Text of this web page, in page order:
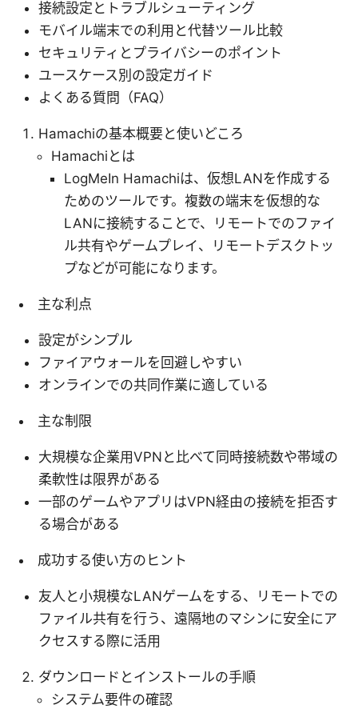
接続設定とトラブルシューティング
モバイル端末での利用と代替ツール比較
セキュリティとプライバシーのポイント
ユースケース別の設定ガイド
よくある質問（FAQ）
Hamachiの基本概要と使いどころ
Hamachiとは
LogMeIn Hamachiは、仮想LANを作成する
ためのツールです。複数の端末を仮想的な
LANに接続することで、リモートでのファイ
ル共有やゲームプレイ、リモートデスクトッ
プなどが可能になります。
主な利点
設定がシンプル
ファイアウォールを回避しやすい
オンラインでの共同作業に適している
主な制限
大規模な企業用VPNと比べて同時接続数や帯域の
柔軟性は限界がある
一部のゲームやアプリはVPN経由の接続を拒否す
る場合がある
成功する使い方のヒント
友人と小規模なLANゲームをする、リモートでの
ファイル共有を行う、遠隔地のマシンに安全にア
クセスする際に活用
ダウンロードとインストールの手順
システム要件の確認